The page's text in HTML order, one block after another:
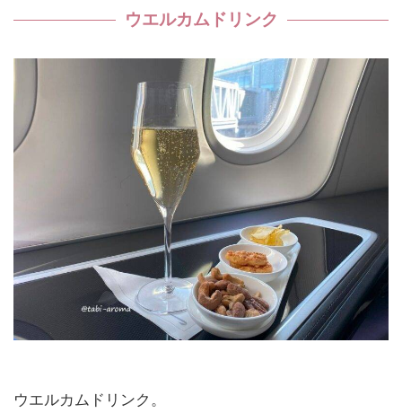
ウエルカムドリンク
ウエルカムドリンク。